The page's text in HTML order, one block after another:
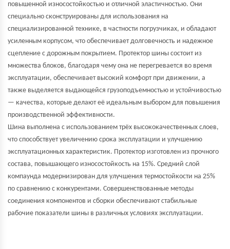
повышенной износостойкостью и отличной эластичностью. Они
специально сконструированы для использования на
специализированной технике, в частности погрузчиках, и обладают
усиленным корпусом, что обеспечивает долговечность и надежное
сцепление с дорожным покрытием. Протектор шины состоит из
множества блоков, благодаря чему она не перегревается во время
эксплуатации, обеспечивает высокий комфорт при движении, а
также выделяется выдающейся грузоподъемностью и устойчивостью
— качества, которые делают её идеальным выбором для повышения
производственной эффективности.
Шина выполнена с использованием трёх высококачественных слоев,
что способствует увеличению срока эксплуатации и улучшению
эксплуатационных характеристик. Протектор изготовлен из прочного
состава, повышающего износостойкость на 15%. Средний слой
компаунда модернизирован для улучшения термостойкости на 25%
по сравнению с конкурентами. Совершенствованные методы
соединения компонентов и сборки обеспечивают стабильные
рабочие показатели шины в различных условиях эксплуатации.